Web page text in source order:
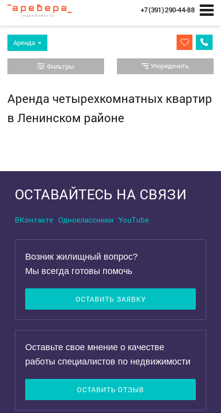
+7 (391) 290-44-88
Аренда
Фильтры Упорядочить
Аренда четырехкомнатных квартир
в Ленинском районе
ОСТАВАЙТЕСЬ НА СВЯЗИ
ВКонтакте Одноклассники YouTube
Возник жилищный вопрос?
Мы всегда готовы помочь
ОСТАВИТЬ ЗАЯВКУ
Оставьте свое мнение о качестве
работы специалистов по недвижимости
ОСТАВИТЬ ОТЗЫВ